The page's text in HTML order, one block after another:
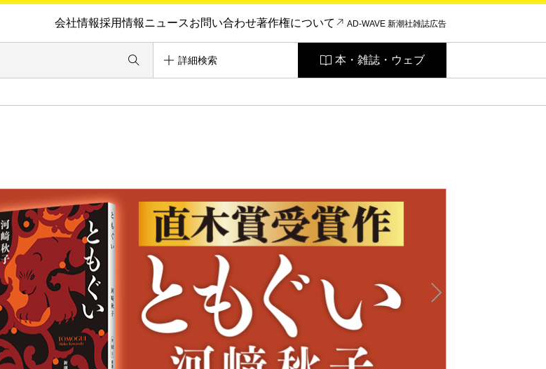
会社情報採用情報ニュースお問い合わせ著作権について AD-WAVE 新潮社雑誌広告
詳細検索 本・雑誌・ウェブ